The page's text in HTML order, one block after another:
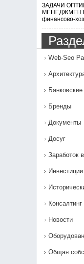
ЗАДАЧИ
финансово-
Web-Seo
Бренды
Документы
Досуг
Заработок
Инвестиции
Консалтинг
Новости
Общая